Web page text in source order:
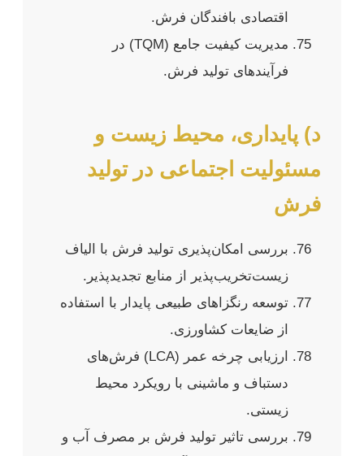
اقتصادی بافندگان فرش.
مدیریت کیفیت جامع (TQM) در
فرآیندهای تولید فرش.
د) پایداری، محیط زیست و
مسئولیت اجتماعی در تولید
فرش
بررسی امکان‌پذیری تولید فرش با الیاف
زیست‌تخریب‌پذیر از منابع تجدیدپذیر.
توسعه رنگزاهای طبیعی پایدار با استفاده
از ضایعات کشاورزی.
ارزیابی چرخه عمر (LCA) فرش‌های
دستباف و ماشینی با رویکرد محیط
زیستی.
بررسی تاثیر تولید فرش بر مصرف آب و